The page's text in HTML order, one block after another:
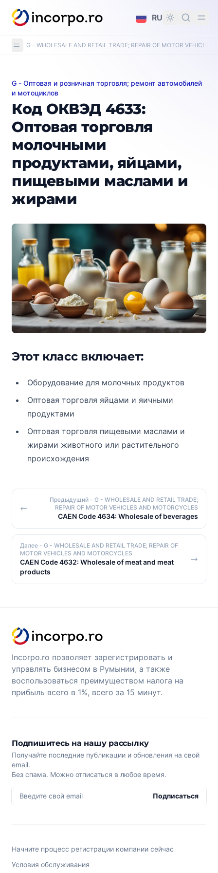
контенту
RU
G - WHOLESALE AND RETAIL TRADE; REPAIR OF MOTOR VEHICLES
Код ОКВЭД 4633: Оптовая торговля молочными
G - Оптовая и розничная торговля; ремонт автомобилей
и мотоциклов
Код ОКВЭД 4633:
Оптовая торговля
молочными
продуктами, яйцами,
пищевыми маслами и
жирами
Этот класс включает:
Оборудование для молочных продуктов
Оптовая торговля яйцами и яичными
продуктами
Оптовая торговля пищевыми маслами и
жирами животного или растительного
происхождения
Предыдущий - G - WHOLESALE AND RETAIL TRADE;
REPAIR OF MOTOR VEHICLES AND MOTORCYCLES
CAEN Code 4634: Wholesale of beverages
Далее - G - WHOLESALE AND RETAIL TRADE; REPAIR OF
MOTOR VEHICLES AND MOTORCYCLES
CAEN Code 4632: Wholesale of meat and meat
products
Incorpo.ro позволяет зарегистрировать и
управлять бизнесом в Румынии, а также
воспользоваться преимуществом налога на
прибыль всего в 1%, всего за 15 минут.
Подпишитесь на нашу рассылку
Получайте последние публикации и обновления на свой
email.
Без спама. Можно отписаться в любое время.
Введите свой email Подписаться
Начните процесс регистрации компании сейчас
Условия обслуживания